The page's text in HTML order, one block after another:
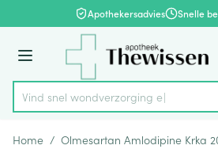
Ga naar de inhoudApothekersadvies Snelle
Menu
Product, merk, categorie...
Vind snel wondver
Home / Olmesartan Amlodipine Krka